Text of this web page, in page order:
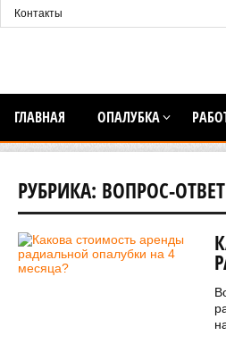
Контакты
ГЛАВНАЯ ОПАЛУБКА
РУБРИКА: ВОПРОС-ОТВЕТ